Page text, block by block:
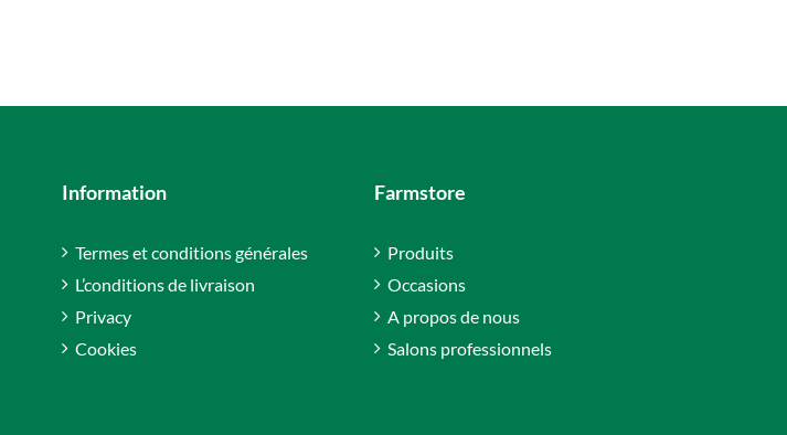
Information
Termes et conditions générales
L’conditions de livraison
Privacy
Cookies
Farmstore
Produits
Occasions
A propos de nous
Salons professionnels